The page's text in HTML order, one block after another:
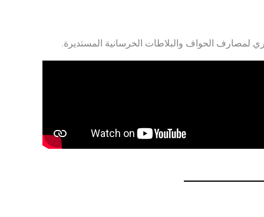
لمصارف الحواف والبلاطات الخرسانية المستديرة.